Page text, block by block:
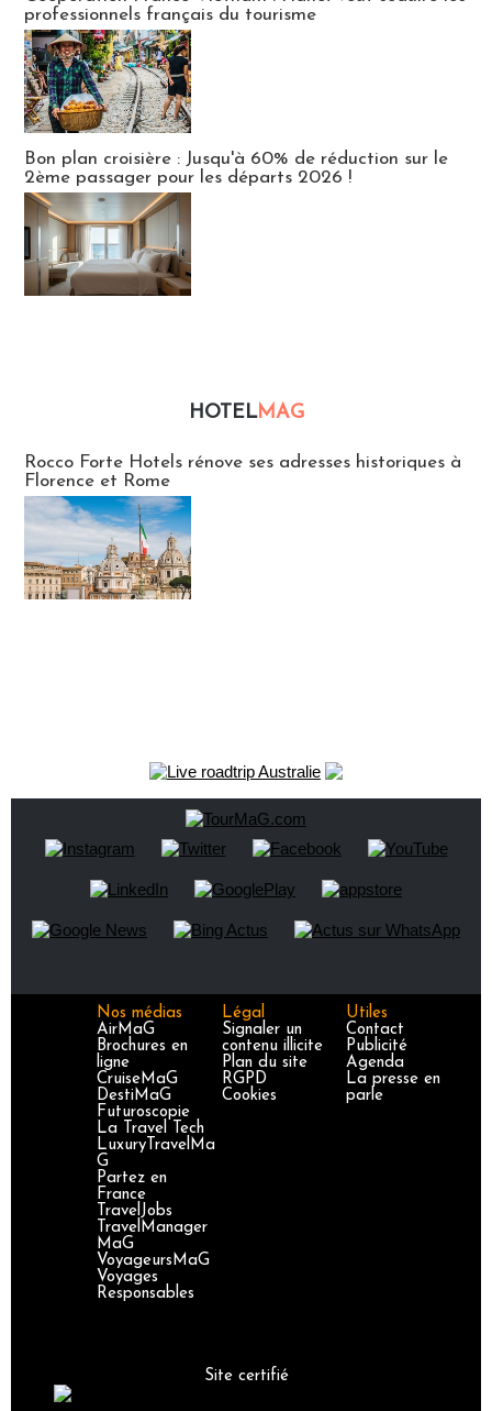
professionnels français du tourisme
Bon plan croisière : Jusqu'à 60% de réduction sur le
2ème passager pour les départs 2026 !
HOTELMAG
Rocco Forte Hotels rénove ses adresses historiques à
Florence et Rome
Nos médias
AirMaG
Brochures en
ligne
CruiseMaG
DestiMaG
Futuroscopie
La Travel Tech
LuxuryTravelMa
G
Partez en
France
TravelJobs
TravelManager
MaG
VoyageursMaG
Voyages
Responsables
Légal
Signaler un
contenu illicite
Plan du site
RGPD
Cookies
Utiles
Contact
Publicité
Agenda
La presse en
parle
Site certifié